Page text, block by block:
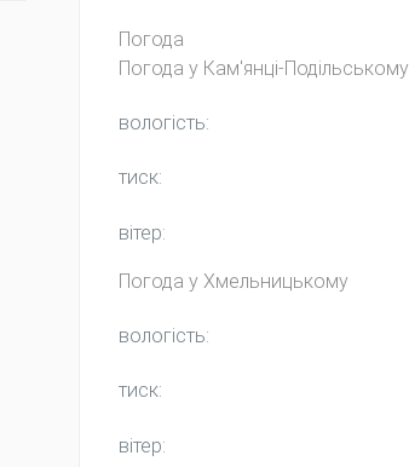
Погода
Погода у Кам'янці-Подільському
вологість:
тиск:
вітер:
Погода у Хмельницькому
вологість:
тиск:
вітер: